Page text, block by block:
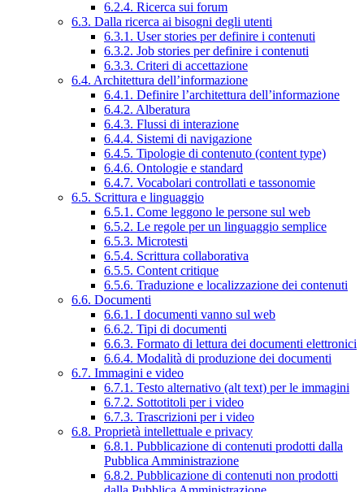
6.2.4. Ricerca sui forum
6.3. Dalla ricerca ai bisogni degli utenti
6.3.1. User stories per definire i contenuti
6.3.2. Job stories per definire i contenuti
6.3.3. Criteri di accettazione
6.4. Architettura dell’informazione
6.4.1. Definire l’architettura dell’informazione
6.4.2. Alberatura
6.4.3. Flussi di interazione
6.4.4. Sistemi di navigazione
6.4.5. Tipologie di contenuto (content type)
6.4.6. Ontologie e standard
6.4.7. Vocabolari controllati e tassonomie
6.5. Scrittura e linguaggio
6.5.1. Come leggono le persone sul web
6.5.2. Le regole per un linguaggio semplice
6.5.3. Microtesti
6.5.4. Scrittura collaborativa
6.5.5. Content critique
6.5.6. Traduzione e localizzazione dei contenuti
6.6. Documenti
6.6.1. I documenti vanno sul web
6.6.2. Tipi di documenti
6.6.3. Formato di lettura dei documenti elettronici
6.6.4. Modalità di produzione dei documenti
6.7. Immagini e video
6.7.1. Testo alternativo (alt text) per le immagini
6.7.2. Sottotitoli per i video
6.7.3. Trascrizioni per i video
6.8. Proprietà intellettuale e privacy
6.8.1. Pubblicazione di contenuti prodotti dalla
Pubblica Amministrazione
6.8.2. Pubblicazione di contenuti non prodotti